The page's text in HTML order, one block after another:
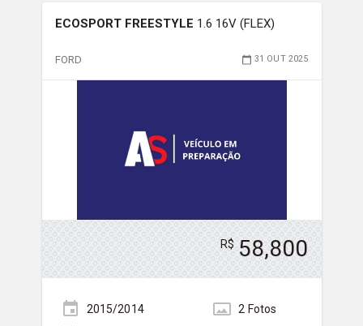
ECOSPORT FREESTYLE 1.6 16V (FLEX)
FORD 31 OUT 2025
R$ 58,800
2015/2014 2 Fotos